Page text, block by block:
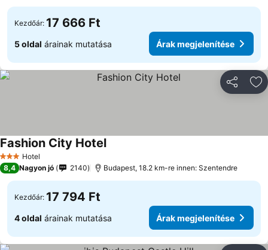
Kezdőár: 17 666 Ft
5 oldal árainak mutatása Árak megjelenítése
3 Kategória
Hotel
Fashion City HotelÁrak megjelenítése
8,4 Nagyon jó 2140 Budapest, 18.2 km-re innen: Szentendre
Kezdőár: 17 794 Ft
4 oldal árainak mutatása Árak megjelenítése